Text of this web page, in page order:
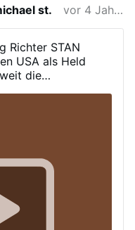
st. vor 4 Jahren
Richter STAN
USA als Held
die
hatten